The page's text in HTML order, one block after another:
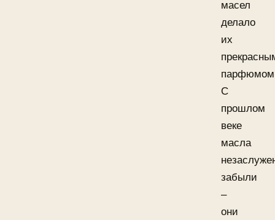
масел
делало
их
С
прошлом
веке
масла
забыли
–
они